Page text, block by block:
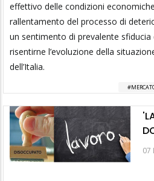
effettivo delle condizioni
rallentamento del processo di
un sentimento di prevalente
risentirne l’evoluzione della
dell’Italia.
07